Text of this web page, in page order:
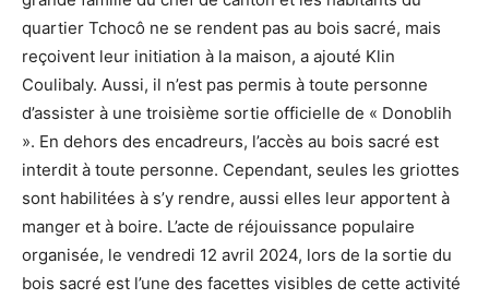
quartier Tchocô ne se rendent pas au bois sacré, mais
reçoivent leur initiation à la maison, a ajouté Klin
Coulibaly. Aussi, il n’est pas permis à toute personne
d’assister à une troisième sortie officielle de « Donoblih
». En dehors des encadreurs, l’accès au bois sacré est
interdit à toute personne. Cependant, seules les griottes
sont habilitées à s’y rendre, aussi elles leur apportent à
manger et à boire. L’acte de réjouissance populaire
organisée, le vendredi 12 avril 2024, lors de la sortie du
bois sacré est l’une des facettes visibles de cette activité